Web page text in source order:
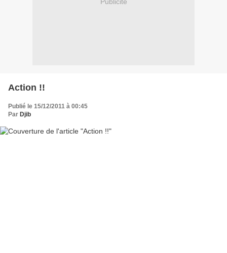
Action !!
Publié le 15/12/2011 à 00:45
Par Djib